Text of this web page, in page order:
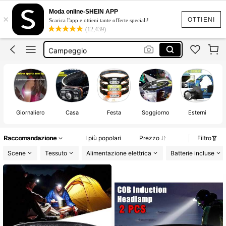
OTTIENI
×
Moda online-SHEIN APP
Scarica l'app e ottieni tante offerte speciali!
(12,439)
Torcia Frontale Led
Lampada Frontale Led Ricaricabile
Luce Frontale
Campeggio
Torcia Frontale Led
Giornaliero Casa Festa Soggiorno Esterni
Raccomandazione I più popolari Prezzo
Filtro
Scene
Tessuto Alimentazione elettrica Batterie incluse